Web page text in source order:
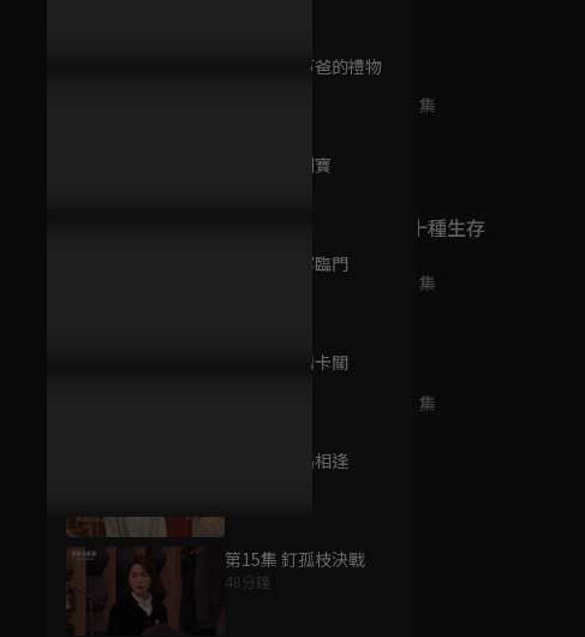
第10集 給阿爸的禮物
第11集 挖到寶
第12集 貴客臨門
第13集 鈕釦卡關
第14集 狹路相逢
第15集 釘孤枝決戰
48分鐘
EP102預告｜海珍突然出櫃坦
打擊嗎？
純白之戀
已完結 / 共 24 集
日據時代的十種生存
法則
已完結 / 共 14 集
棋逢對手
已完結 / 共 37 集
好康資訊